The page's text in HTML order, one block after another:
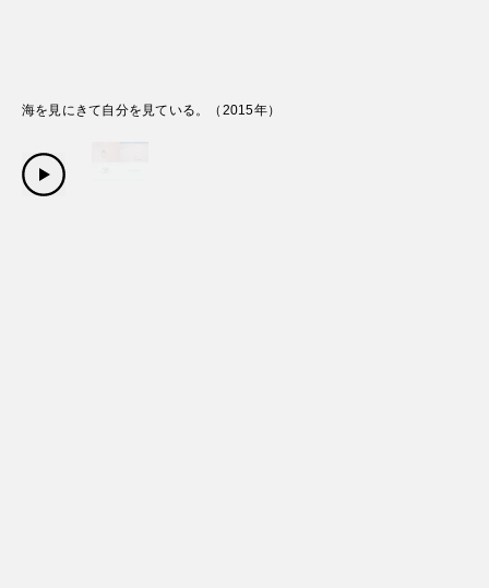
海を見にきて自分を見ている。 （ 2015年）